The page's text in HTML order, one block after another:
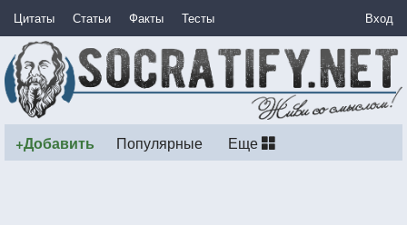
Цитаты Статьи Факты Тесты Вход
+Добавить Популярные Еще